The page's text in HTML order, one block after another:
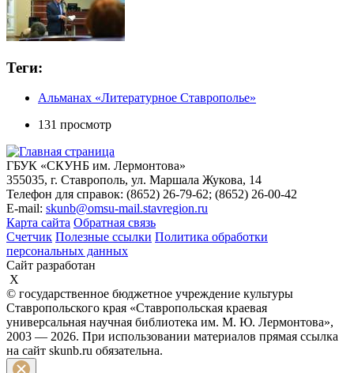
Теги:
Альманах «Литературное Ставрополье»
131 просмотр
ГБУК «СКУНБ им. Лермонтова»
355035, г. Ставрополь, ул. Маршала Жукова, 14
Телефон для справок: (8652) 26-79-62; (8652) 26-00-42
E-mail: skunb@omsu-mail.stavregion.ru
Карта сайта Обратная связь
Счетчик Полезные ссылки Политика обработки
персональных данных
Сайт разработан
X
© государственное бюджетное учреждение культуры
Ставропольского края «Ставропольская краевая
универсальная научная библиотека им. М. Ю. Лермонтова»,
2003 — 2026. При использовании материалов прямая ссылка
на сайт skunb.ru обязательна.